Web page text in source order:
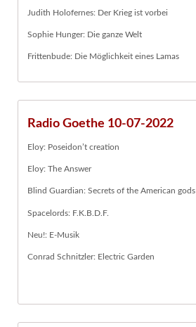
Judith Holofernes: Der Krieg ist vorbei
Sophie Hunger: Die ganze Welt
Frittenbude: Die Möglichkeit eines Lamas
Radio Goethe 10-07-2022
Eloy: Poseidon’t creation
Eloy: The Answer
Blind Guardian: Secrets of the American gods
Spacelords: F.K.B.D.F.
Neu!: E-Musik
Conrad Schnitzler: Electric Garden